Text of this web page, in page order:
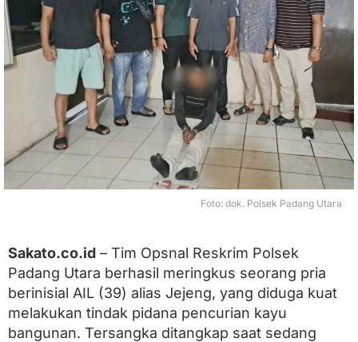
l
a
k
K
a
a
g
D
i
o
l
s
e
k
P
Foto: dok. Polsek Padang Utara
Sakato.co.id – Tim Opsnal Reskrim Polsek
Padang Utara berhasil meringkus seorang pria
berinisial AIL (39) alias Jejeng, yang diduga kuat
melakukan tindak pidana pencurian kayu
bangunan. Tersangka ditangkap saat sedang